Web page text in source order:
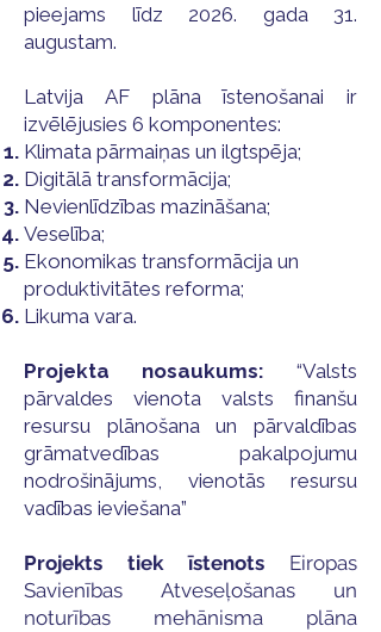
pieejams līdz 2026. gada 31.
augustam.
Latvija AF plāna īstenošanai ir
izvēlējusies 6 komponentes:
Klimata pārmaiņas un ilgtspēja;
Digitālā transformācija;
Nevienlīdzības mazināšana;
Veselība;
Ekonomikas transformācija un
produktivitātes reforma;
Likuma vara.
Projekta nosaukums: “Valsts
pārvaldes vienota valsts finanšu
resursu plānošana un pārvaldības
grāmatvedības pakalpojumu
nodrošinājums, vienotās resursu
vadības ieviešana”​
Projekts tiek īstenots Eiropas
Savienības Atveseļošanas un
noturības mehānisma plāna